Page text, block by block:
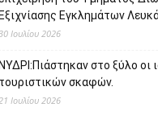
Εγκλημάτων
Ιουλίου 2026
στο ξύλο οι
σκαφών.
Ιουλίου 2026